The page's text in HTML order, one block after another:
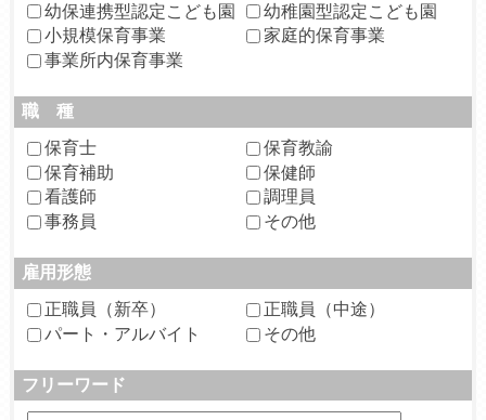
幼保連携型認定こども園
幼稚園型認定こども園
小規模保育事業
家庭的保育事業
事業所内保育事業
職 種
保育士
保育教諭
保育補助
保健師
看護師
調理員
事務員
その他
雇用形態
正職員（新卒）
正職員（中途）
パート・アルバイト
その他
フリーワード